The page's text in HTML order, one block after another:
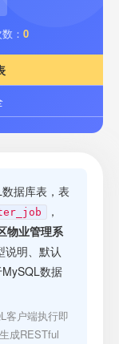
： 0
据库表，表
，
物业管理系
说明、默认
数据
客户端执行即
成RESTful